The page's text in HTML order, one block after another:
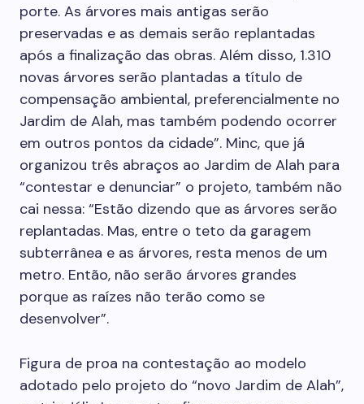
porte. As árvores mais antigas serão
preservadas e as demais serão replantadas
após a finalização das obras. Além disso, 1.310
novas árvores serão plantadas a título de
compensação ambiental, preferencialmente no
Jardim de Alah, mas também podendo ocorrer
em outros pontos da cidade”. Minc, que já
organizou três abraços ao Jardim de Alah para
“contestar e denunciar” o projeto, também não
cai nessa: “Estão dizendo que as árvores serão
replantadas. Mas, entre o teto da garagem
subterrânea e as árvores, resta menos de um
metro. Então, não serão árvores grandes
porque as raízes não terão como se
desenvolver”.
Figura de proa na contestação ao modelo
adotado pelo projeto do “novo Jardim de Alah”,